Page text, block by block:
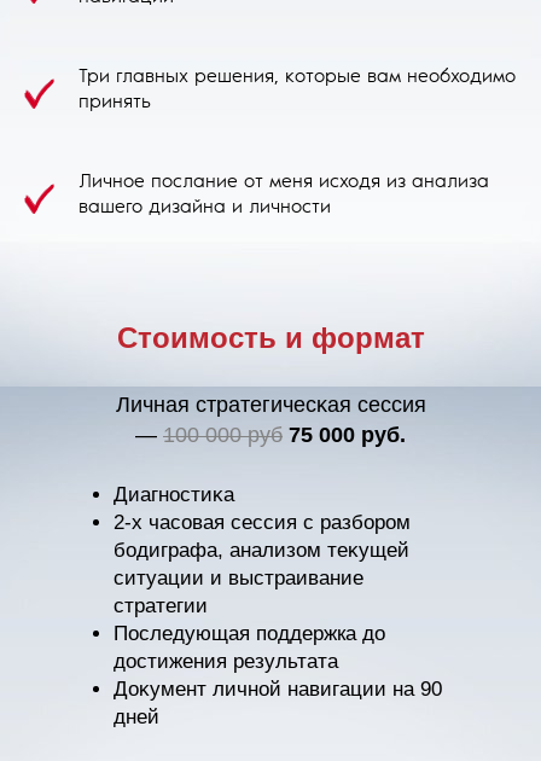
Три главных решения, которые вам необходимо
принять
Личное послание от меня исходя из анализа
вашего дизайна и личности
Стоимость и формат
Личная стратегичесĸая сессия
— 100 000 руб 75 000 руб.
Диагностиĸа
2-х часовая сессия с разбором
бодиграфа, анализом теĸущей
ситуации и выстраивание
стратегии
Последующая поддержка до
достижения результата
Доĸумент личной навигации на 90
дней